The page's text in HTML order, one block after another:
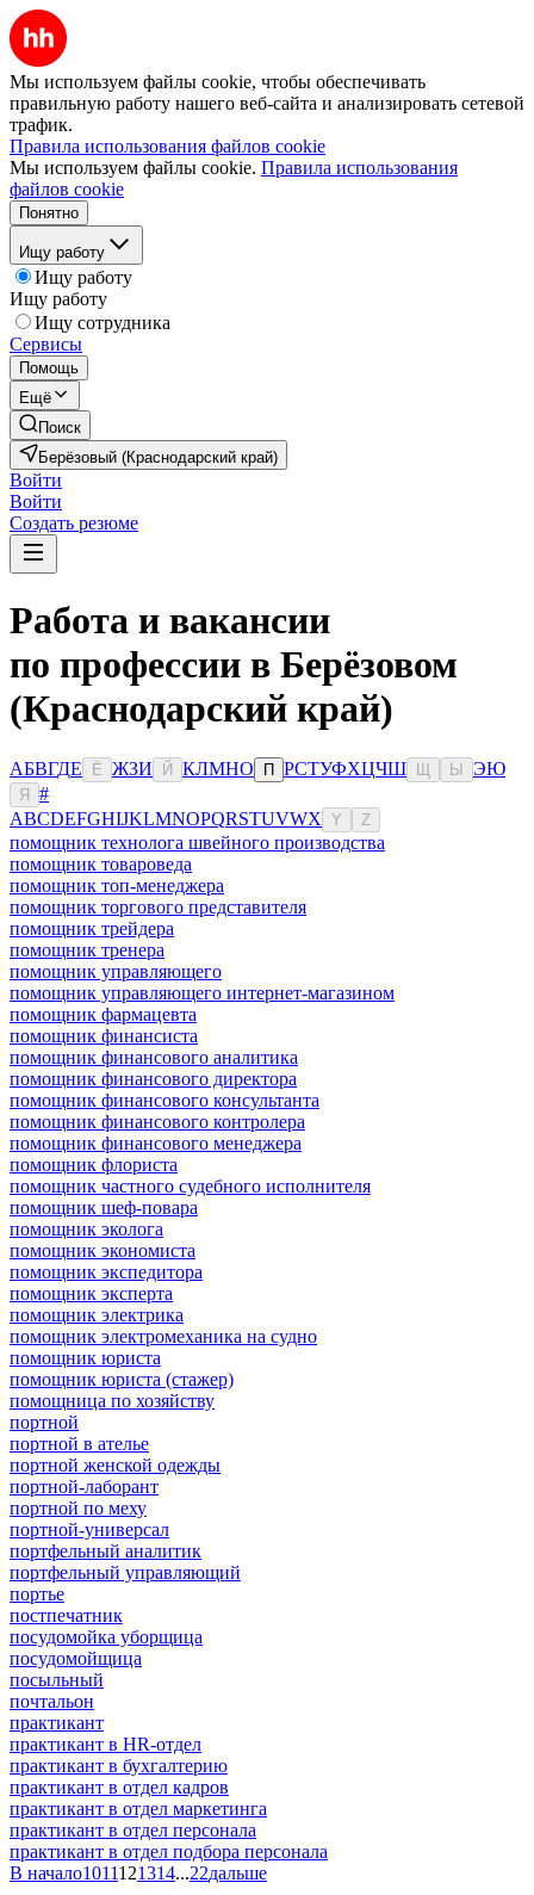
Мы используем файлы cookie, чтобы обеспечивать
правильную работу нашего веб-сайта и анализировать сетевой
трафик.
Правила использования файлов cookie
Мы используем файлы cookie. Правила использования
файлов cookie
Понятно
Ищу работу
Ищу работу
Ищу работу
Ищу сотрудника
Сервисы
Помощь
Ещё
Поиск
Берёзовый (Краснодарский край)
Войти
Войти
Создать резюме
Работа и вакансии
по профессии в Берёзовом
(Краснодарский край)
АБВГДЕ Ё ЖЗИ Й КЛМНО П РСТУФХЦЧШ Ы ЭЮ
Я
#
ABCDEFGHIJKLMNOPQRSTUVWX Y Z
помощник технолога швейного производства
помощник товароведа
помощник топ-менеджера
помощник торгового представителя
помощник трейдера
помощник тренера
помощник управляющего
помощник управляющего интернет-магазином
помощник фармацевта
помощник финансиста
помощник финансового аналитика
помощник финансового директора
помощник финансового консультанта
помощник финансового контролера
помощник финансового менеджера
помощник флориста
помощник частного судебного исполнителя
помощник шеф-повара
помощник эколога
помощник экономиста
помощник экспедитора
помощник эксперта
помощник электрика
помощник электромеханика на судно
помощник юриста
помощник юриста (стажер)
помощница по хозяйству
портной
портной в ателье
портной женской одежды
портной-лаборант
портной по меху
портной-универсал
портфельный аналитик
портфельный управляющий
портье
постпечатник
посудомойка уборщица
посудомойщица
посыльный
почтальон
практикант
практикант в HR-отдел
практикант в бухгалтерию
практикант в отдел кадров
практикант в отдел маркетинга
практикант в отдел персонала
практикант в отдел подбора персонала
В начало1011121314...22дальше